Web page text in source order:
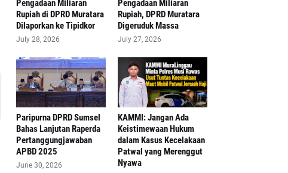
Pengadaan Miliaran
Rupiah di DPRD Muratara
Dilaporkan ke Tipidkor
July 28, 2026
Pengadaan Miliaran
Rupiah, DPRD Muratara
Digeruduk Massa
July 27, 2026
Paripurna DPRD Sumsel
Bahas Lanjutan Raperda
Pertanggungjawaban
APBD 2025
June 30, 2026
‎KAMMI: Jangan Ada
Keistimewaan Hukum
dalam Kasus Kecelakaan
Patwal yang Merenggut
Nyawa